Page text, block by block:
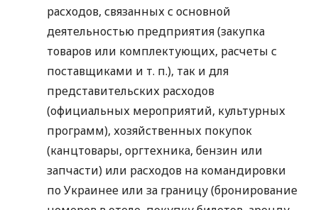
расходов, связанных с основной
деятельностью предприятия (закупка
товаров или комплектующих, расчеты с
поставщиками и т. п.), так и для
представительских расходов
(официальных мероприятий, культурных
программ), хозяйственных покупок
(канцтовары, оргтехника, бензин или
запчасти) или расходов на командировки
по Украинее или за границу (бронирование